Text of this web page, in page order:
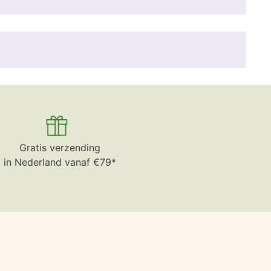
Gratis verzending
in Nederland vanaf €79*